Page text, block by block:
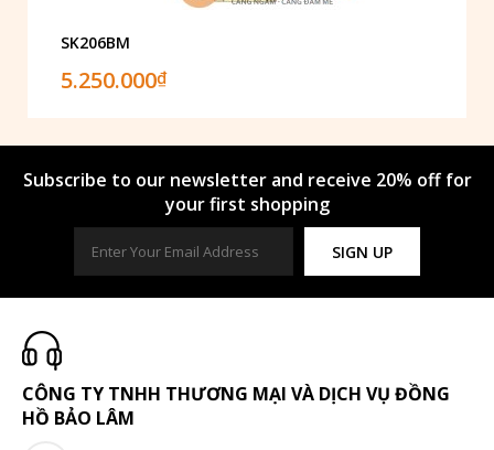
SK206BM
5.250.000₫
Subscribe to our newsletter and receive 20% off for
your first shopping
SIGN UP
CÔNG TY TNHH THƯƠNG MẠI VÀ DỊCH VỤ ĐỒNG
HỒ BẢO LÂM